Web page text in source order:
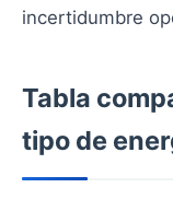
incertidumbre
Tabla
tipo de